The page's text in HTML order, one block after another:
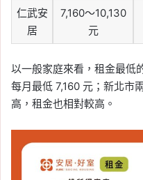
仁武安
居
7,160～10,130
元
以一般家庭來看，租金最低
每月最低 7,160 元；新北市
高，租金也相對較高。